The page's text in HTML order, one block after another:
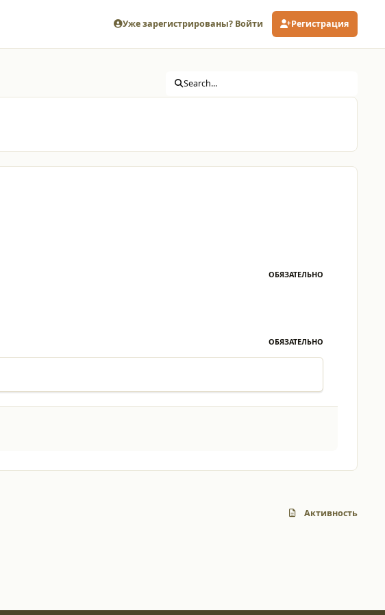
Уже зарегистрированы? Войти Регистрация
Search...
ОБЯЗАТЕЛЬНО
ОБЯЗАТЕЛЬНО
Активность